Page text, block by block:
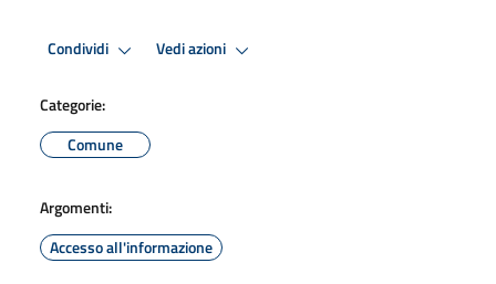
Condividi Vedi azioni
Categorie:
Comune
Argomenti:
Accesso all'informazione